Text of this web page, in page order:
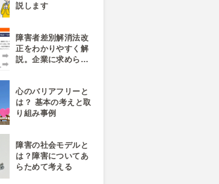
説します
障害者差別解消法改
正をわかりやすく解
説。企業に求めら…
心のバリアフリーと
は？ 基本の考えと取
り組み事例
障害の社会モデルと
は？障害についてあ
らためて考える